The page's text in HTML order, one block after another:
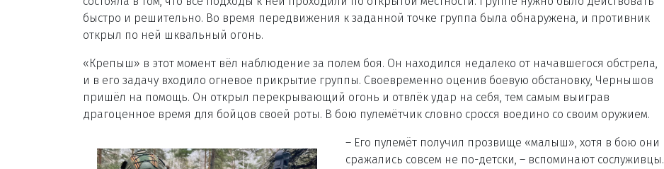
быстро и решительно. Во время передвижения к заданной точке группа была обнаружена, и противник
открыл по ней шквальный огонь.
«Крепыш» в этот момент вёл наблюдение за полем боя. Он находился недалеко от начавшегося обстрела,
и в его задачу входило огневое прикрытие группы. Своевременно оценив боевую обстановку, Чернышов
пришёл на помощь. Он открыл перекрывающий огонь и отвлёк удар на себя, тем самым выиграв
драгоценное время для бойцов своей роты. В бою пулемётчик словно сросся воедино со своим оружием.
– Его пулемёт получил прозвище «малыш», хотя в бою они
сражались совсем не по-детски, – вспоминают сослуживцы.